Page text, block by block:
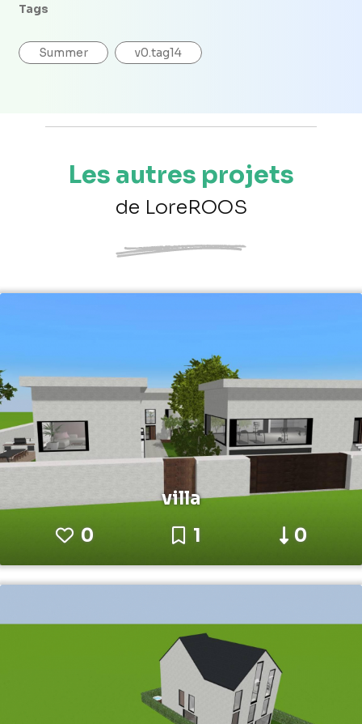
Tags
Summer v0.tag14
Les autres projets
de LoreROOS
villa
0
1 0